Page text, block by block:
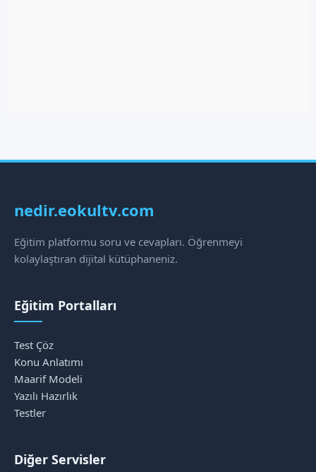
nedir.eokultv.com
Eğitim platformu soru ve cevapları. Öğrenmeyi
kolaylaştıran dijital kütüphaneniz.
Eğitim Portalları
Test Çöz
Konu Anlatımı
Maarif Modeli
Yazılı Hazırlık
Testler
Diğer Servisler